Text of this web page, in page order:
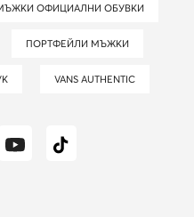
МЪЖКИ ОФИЦИАЛНИ ОБУВКИ
ПОРТФЕЙЛИ МЪЖКИ
VANS AUTHENTIC